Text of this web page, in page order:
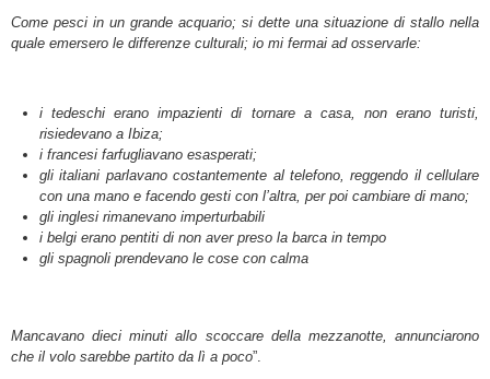
Come pesci in un grande acquario; si dette una situazione di stallo nella
quale emersero le differenze culturali; io mi fermai ad osservarle:
i tedeschi erano impazienti di tornare a casa, non erano turisti,
risiedevano a Ibiza;
i francesi farfugliavano esasperati;
gli italiani parlavano costantemente al telefono, reggendo il cellulare
con una mano e facendo gesti con l’altra, per poi cambiare di mano;
gli inglesi rimanevano imperturbabili
i belgi erano pentiti di non aver preso la barca in tempo
gli spagnoli prendevano le cose con calma
Mancavano dieci minuti allo scoccare della mezzanotte, annunciarono
che il volo sarebbe partito da lì a poco”.